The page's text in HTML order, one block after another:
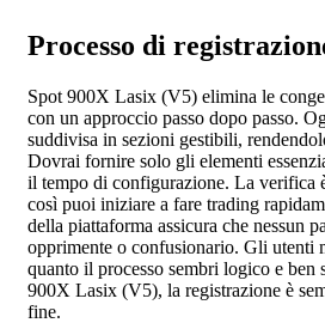
Processo di
Spot 900X Lasix (V5) elimina le
con un approccio passo dopo passo.
suddivisa in sezioni gestibili,
Dovrai fornire solo gli elementi
il tempo di configurazione. La verifica
così puoi iniziare a fare trading
della piattaforma assicura che nessun
opprimente o confusionario. Gli utenti
quanto il processo sembri logico e ben
900X Lasix (V5), la registrazione è
fine.